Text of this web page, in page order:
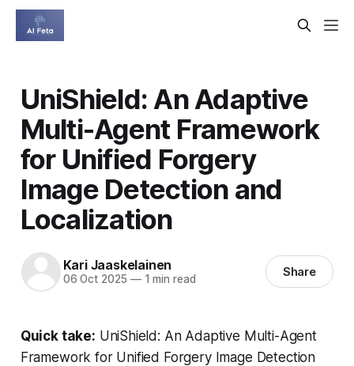
UniShield: An Adaptive
Multi-Agent Framework
for Unified Forgery
Image Detection and
Localization
Kari Jaaskelainen
06 Oct 2025 —1 min read Share
Quick take: UniShield: An Adaptive Multi-Agent
Framework for Unified Forgery Image Detection